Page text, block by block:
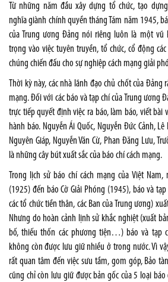
Từ những năm đầu xây dựng tổ chức, tạo
nghĩa giành chính quyền tháng Tám năm 1945,
của Trung ương Đảng nói riêng luôn là một vũ
trọng vào việc tuyên truyền, tổ chức, cổ động
chúng chiến đấu cho sự nghiệp cách mạng giải
Thời kỳ này, các nhà lãnh đạo chủ chốt của Đảng
mạng. Đối với các báo và tạp chí của Trung ương
trực tiếp quyết định việc ra báo, làm báo, viết bài
hành báo. Nguyễn Ái Quốc, Nguyễn Đức Cảnh, Lê
Nguyên Giáp, Nguyễn Văn Cừ, Phan Đăng Lưu,
là những cây bút xuất sắc của báo chí cách mạng.
Trong lịch sử báo chí cách mạng của Việt
(1925) đến báo Cờ Giải Phóng (1945), báo và
các tổ chức tiền thân, các Ban của Trung ương)
Nhưng do hoàn cảnh lịnh sử khắc nghiệt (xuất
bố, thiếu thốn các phương tiện…) báo và tạp
không còn được lưu giữ nhiều ở trong nước. Vì
rất quan tâm đến việc sưu tầm, gom góp, Bảo
cũng chỉ còn lưu giữ được bản gốc của 5 loại